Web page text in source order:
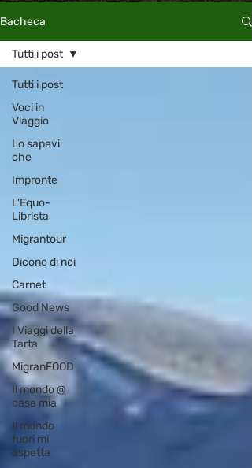
Bacheca
Tutti i post
Voci in
Viaggio
Lo sapevi
che
Impronte
L'Equo-
Librista
Migrantour
Dicono di noi
Carnet
Good News
I Viaggi della
Tarta
MigranFOOD
Il mondo @
casa mia
Il mondo
fuori mi
aspetta
Tutti i post